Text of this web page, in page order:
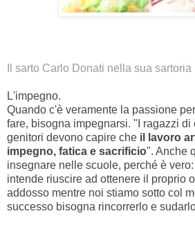
Il sarto Carlo Donati nella sua sartoria
L'impegno.
Quando c'è veramente la passione
fare, bisogna impegnarsi. "I ragazzi di
genitori devono capire che il lavoro
impegno, fatica e sacrificio". Anche
insegnare nelle scuole, perché è
intende riuscire ad ottenere il proprio
addosso mentre noi stiamo sotto col
successo bisogna rincorrerlo e